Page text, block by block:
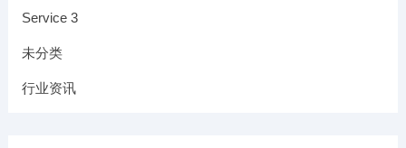
Service 3
未分类
行业资讯